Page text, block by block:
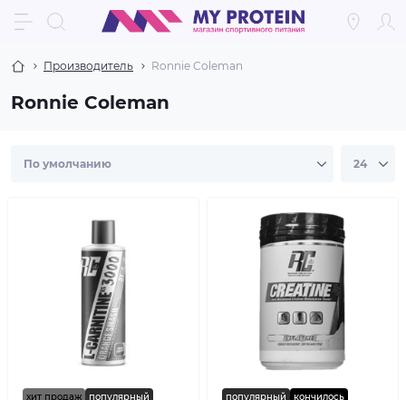
Производитель Ronnie Coleman
Ronnie Coleman
хит продаж
популярный
популярный кончилось